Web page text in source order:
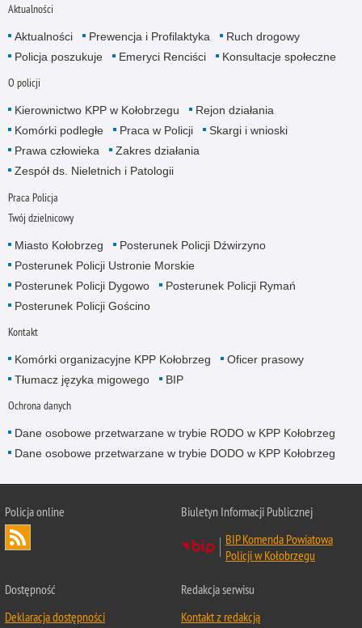
Aktualności
Aktualności Prewencja i Profilaktyka
Ruch drogowy
Policja poszukuje
Emeryci Renciści Konsultacje społeczne
O policji
Kierownictwo KPP w Kołobrzegu
Rejon działania
Komórki podległe
Praca w Policji
Skargi i wnioski
Prawa człowieka
Zakres działania
Zespół ds. Nieletnich i Patologii
Praca Policja
Twój dzielnicowy
Miasto Kołobrzeg
Posterunek Policji Dźwirzyno
Posterunek Policji Ustronie Morskie
Posterunek Policji Dygowo
Posterunek Policji Rymań
Posterunek Policji Gościno
Kontakt
Komórki organizacyjne KPP Kołobrzeg
Oficer prasowy
Tłumacz języka migowego
BIP
Ochrona danych
Dane osobowe przetwarzane w trybie RODO w KPP Kołobrzeg
Dane osobowe przetwarzane w trybie DODO w KPP Kołobrzeg
Policja online
Biuletyn Informacji Publicznej
BIP Komenda Powiatowa
Policji w Kołobrzegu
Dostępność
Deklaracja dostępności
Redakcja serwisu
Kontakt z redakcją